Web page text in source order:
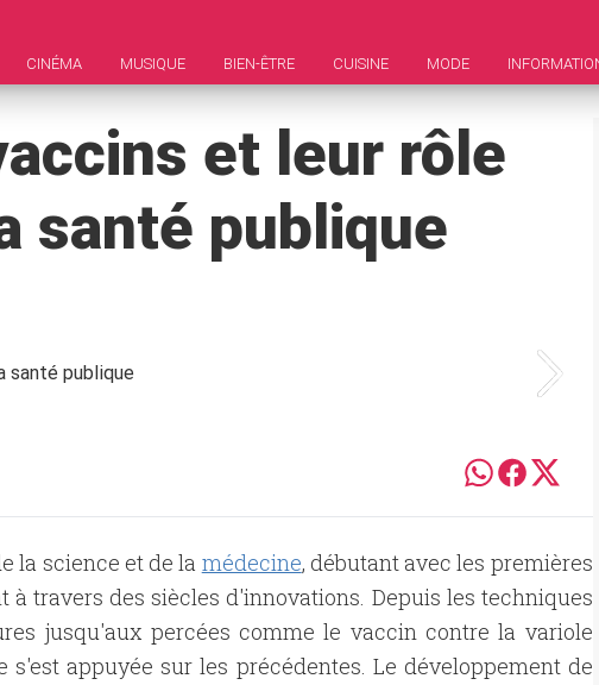
CINÉMA MUSIQUE BIEN-ÊTRE CUISINE MODE
et leur rôle
santé publique
la science et de la médecine, débutant avec les premières
travers des siècles d'innovations. Depuis les techniques
jusqu'aux percées comme le vaccin contre la variole
appuyée sur les précédentes. Le développement de